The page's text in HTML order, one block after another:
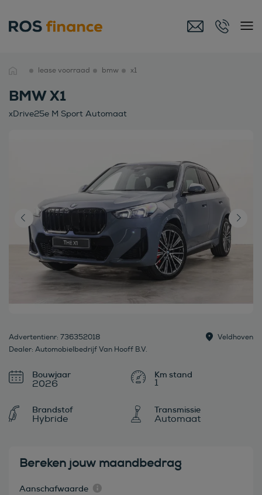
lease voorraad bmw x1
BMW X1
xDrive25e M Sport Automaat
Advertentienr: 736352018
Dealer: Automobielbedrijf Van Hooff B.V.
Veldhoven
Bouwjaar
2026 1
Brandstof
Hybride
Transmissie
Automaat
Bereken jouw maandbedrag
Aanschafwaarde